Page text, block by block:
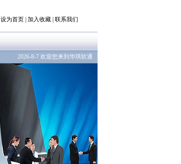
设为首页 加入收藏 联系我们
2026-8-7 欢迎您来到华琪软通